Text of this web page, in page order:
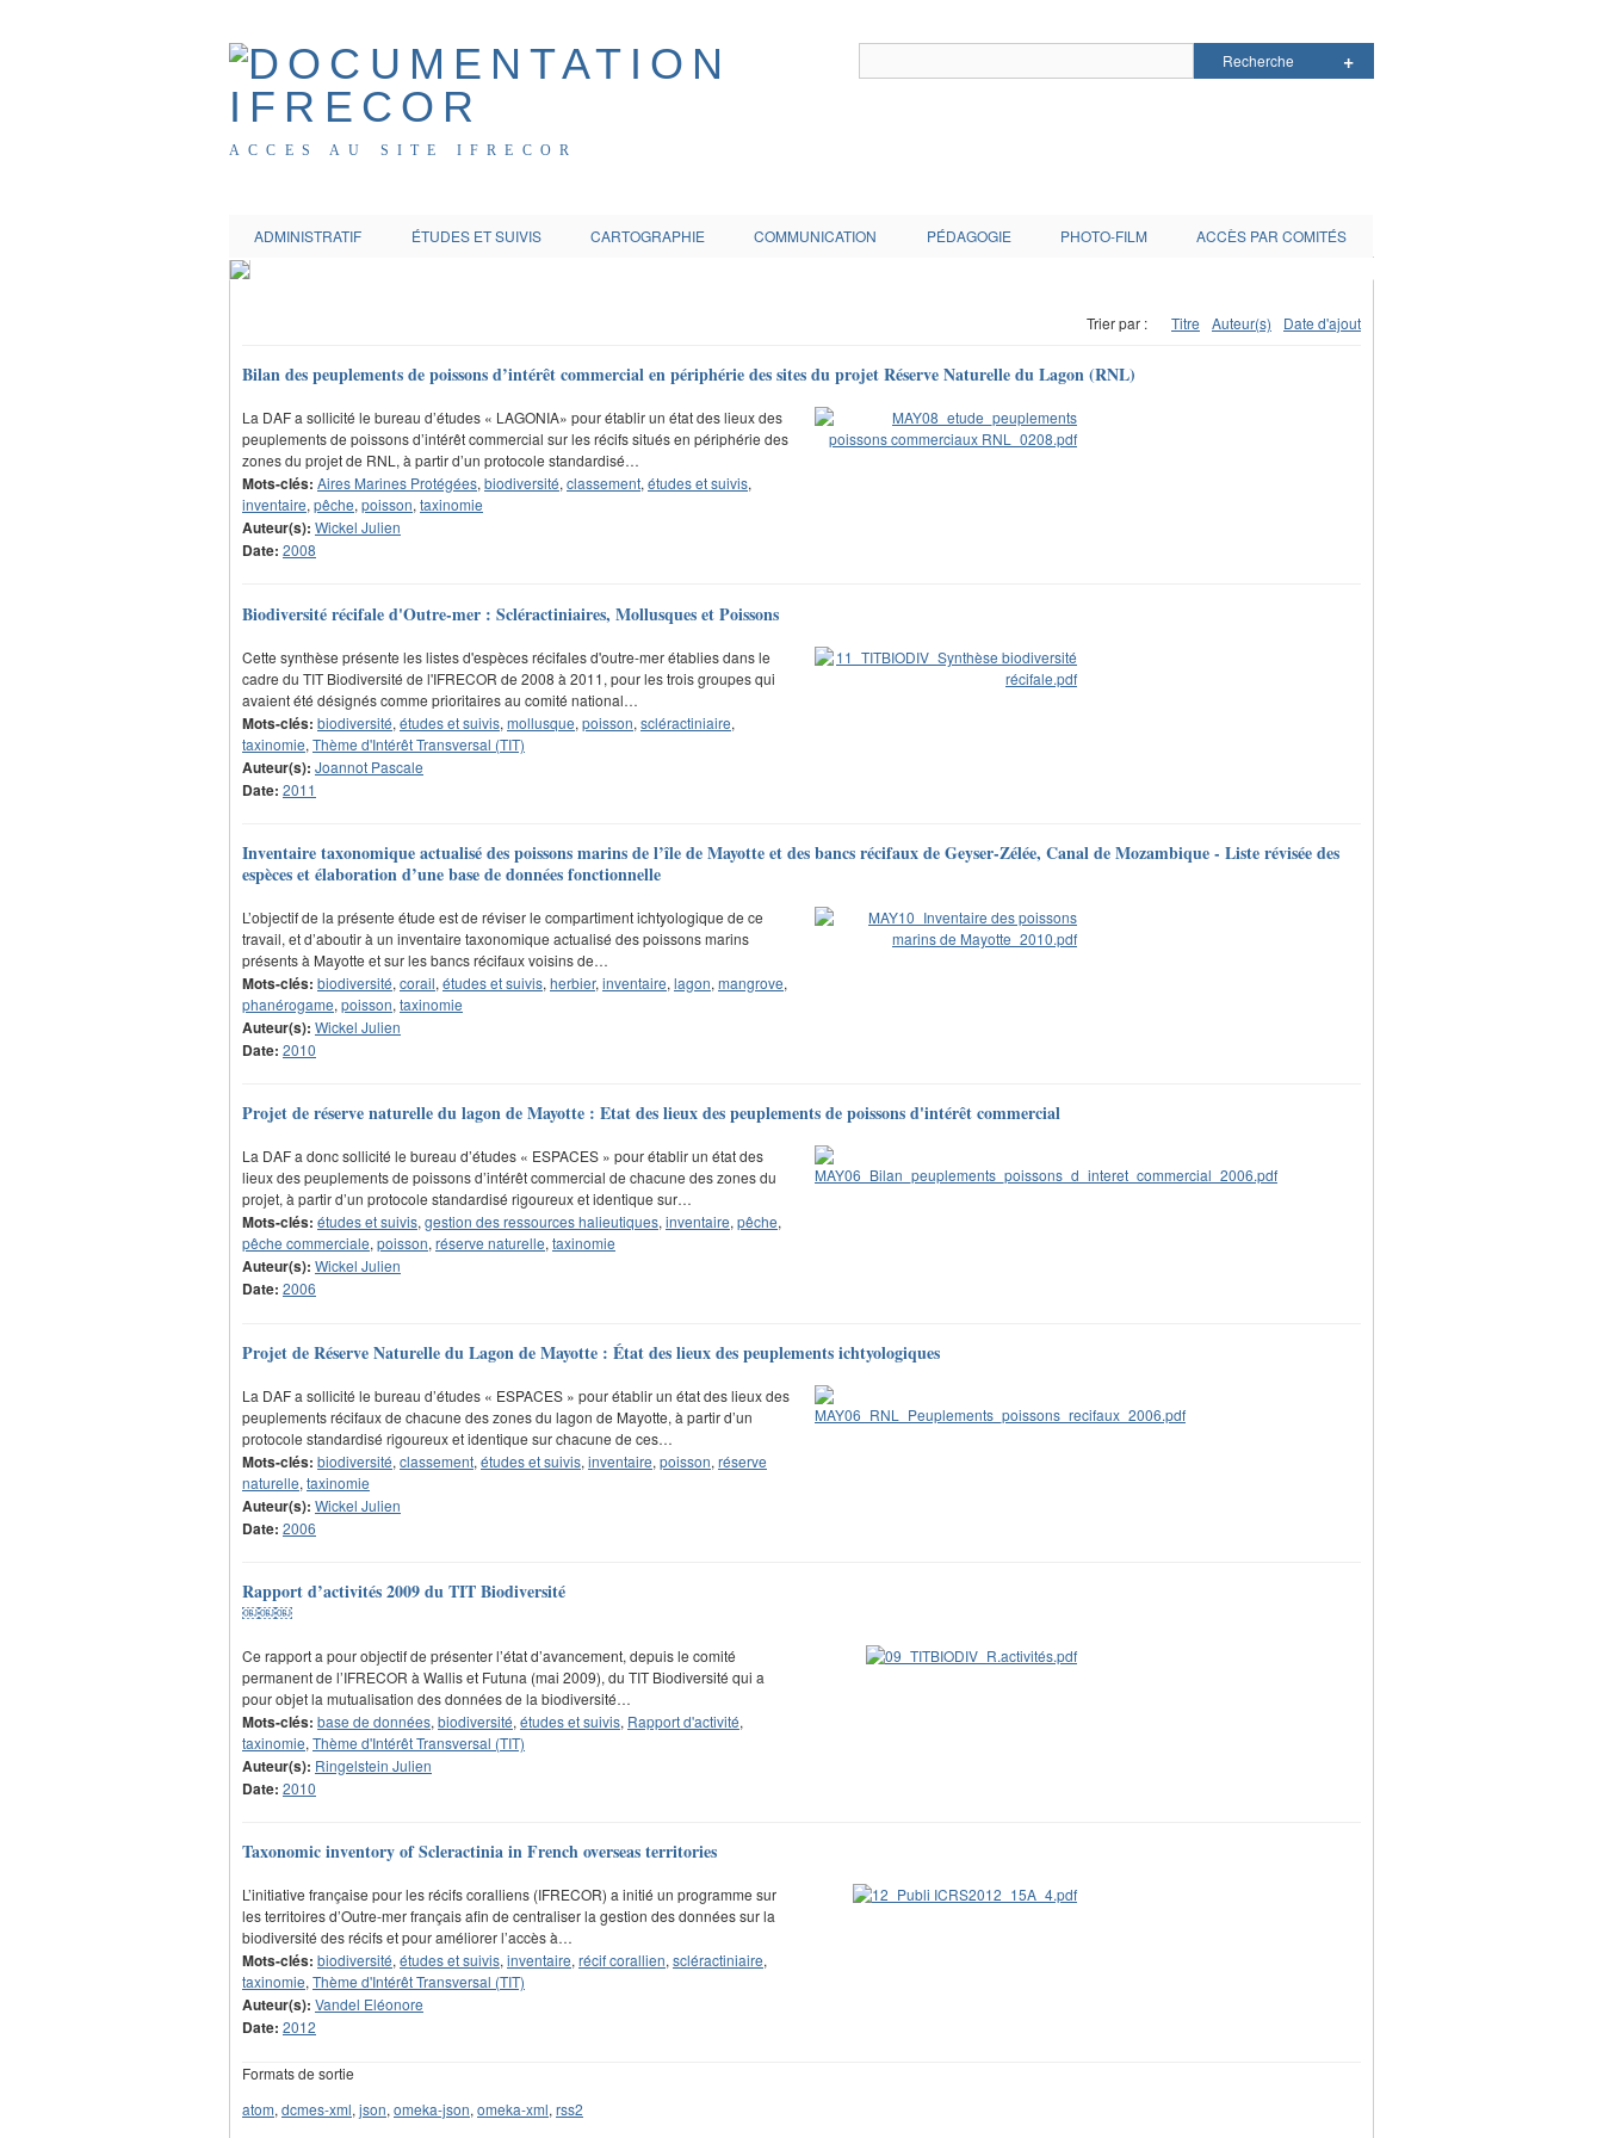
ACCES AU SITE IFRECOR
ADMINISTRATIF ÉTUDES ET SUIVIS CARTOGRAPHIE COMMUNICATION PÉDAGOGIE PHOTO-FILM ACCÈS PAR COMITÉS
Trier par : Titre Auteur(s) Date d'ajout
Bilan des peuplements de poissons d’intérêt commercial en périphérie des sites du projet Réserve Naturelle du Lagon (RNL)
La DAF a sollicité le bureau d’études « LAGONIA» pour établir un état des lieux des
peuplements de poissons d’intérêt commercial sur les récifs situés en périphérie des
zones du projet de RNL, à partir d’un protocole standardisé…
Mots-clés: Aires Marines Protégées, biodiversité, classement, études et suivis,
inventaire, pêche, poisson, taxinomie
Auteur(s): Wickel Julien
Date: 2008
Biodiversité récifale d'Outre-mer : Scléractiniaires, Mollusques et Poissons
Cette synthèse présente les listes d'espèces récifales d'outre-mer établies dans le
cadre du TIT Biodiversité de l'IFRECOR de 2008 à 2011, pour les trois groupes qui
avaient été désignés comme prioritaires au comité national…
Mots-clés: biodiversité, études et suivis, mollusque, poisson, scléractiniaire,
taxinomie, Thème d'Intérêt Transversal (TIT)
Auteur(s): Joannot Pascale
Date: 2011
Inventaire taxonomique actualisé des poissons marins de l’île de Mayotte et des bancs récifaux de Geyser-Zélée, Canal de Mozambique - Liste révisée des
espèces et élaboration d’une base de données fonctionnelle
L’objectif de la présente étude est de réviser le compartiment ichtyologique de ce
travail, et d’aboutir à un inventaire taxonomique actualisé des poissons marins
présents à Mayotte et sur les bancs récifaux voisins de…
Mots-clés: biodiversité, corail, études et suivis, herbier, inventaire, lagon, mangrove,
phanérogame, poisson, taxinomie
Auteur(s): Wickel Julien
Date: 2010
Projet de réserve naturelle du lagon de Mayotte : Etat des lieux des peuplements de poissons d'intérêt commercial
La DAF a donc sollicité le bureau d’études « ESPACES » pour établir un état des
lieux des peuplements de poissons d’intérêt commercial de chacune des zones du
projet, à partir d’un protocole standardisé rigoureux et identique sur…
Mots-clés: études et suivis, gestion des ressources halieutiques, inventaire, pêche,
pêche commerciale, poisson, réserve naturelle, taxinomie
Auteur(s): Wickel Julien
Date: 2006
Projet de Réserve Naturelle du Lagon de Mayotte : État des lieux des peuplements ichtyologiques
La DAF a sollicité le bureau d’études « ESPACES » pour établir un état des lieux des
peuplements récifaux de chacune des zones du lagon de Mayotte, à partir d’un
protocole standardisé rigoureux et identique sur chacune de ces…
Mots-clés: biodiversité, classement, études et suivis, inventaire, poisson, réserve
naturelle, taxinomie
Auteur(s): Wickel Julien
Date: 2006
Rapport d’activités 2009 du TIT Biodiversité
￼￼￼
Ce rapport a pour objectif de présenter l’état d’avancement, depuis le comité
permanent de l’IFRECOR à Wallis et Futuna (mai 2009), du TIT Biodiversité qui a
pour objet la mutualisation des données de la biodiversité…
Mots-clés: base de données, biodiversité, études et suivis, Rapport d'activité,
taxinomie, Thème d'Intérêt Transversal (TIT)
Auteur(s): Ringelstein Julien
Date: 2010
Taxonomic inventory of Scleractinia in French overseas territories
L’initiative française pour les récifs coralliens (IFRECOR) a initié un programme sur
les territoires d’Outre-mer français afin de centraliser la gestion des données sur la
biodiversité des récifs et pour améliorer l’accès à…
Mots-clés: biodiversité,études et suivis,inventaire,récif corallien,scléractiniaire,
taxinomie,Thème d'Intérêt Transversal (TIT)
Auteur(s): Vandel Eléonore
Date: 2012
Formats de sortie
atom, dcmes-xml, json, omeka-json, omeka-xml, rss2